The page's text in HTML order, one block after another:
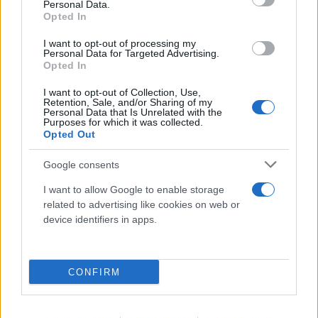
Personal Data.
Opted In
I want to opt-out of processing my
Personal Data for Targeted Advertising.
Opted In
I want to opt-out of Collection, Use,
Retention, Sale, and/or Sharing of my
Personal Data that Is Unrelated with the
Purposes for which it was collected.
Opted Out
Google consents
I want to allow Google to enable storage
related to advertising like cookies on web or
device identifiers in apps.
CONFIRM
Μυστράς: Από παθολογικά αίτια ο θάνατος